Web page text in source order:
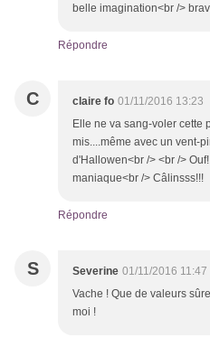
belle imagination<br />
Répondre
C claire fo 01/11/2016 13:23
Elle ne va sang-voler cette
mis....même avec un vent-
d'Hallowen<br /> <br />
maniaque<br /> Câlinsss!!!
Répondre
S Severine 01/11/2016 11:47
Vache ! Que de valeurs
moi !